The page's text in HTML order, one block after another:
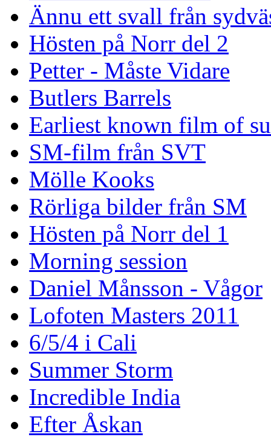
Ännu ett svall från
Hösten på Norr del 2
Petter - Måste Vidare
Butlers Barrels
Earliest known film of
SM-film från SVT
Mölle Kooks
Rörliga bilder från SM
Hösten på Norr del 1
Morning session
Daniel Månsson - Vågor
Lofoten Masters 2011
6/5/4 i Cali
Summer Storm
Incredible India
Efter Åskan